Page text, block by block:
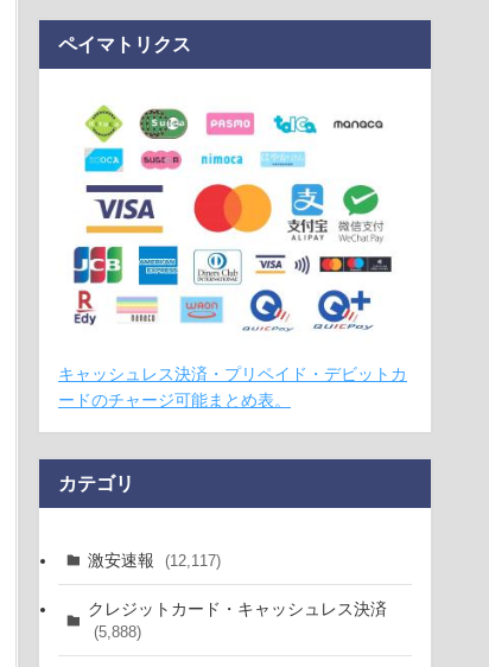
ペイマトリクス
キャッシュレス決済・プリペイド・デビットカ
ードのチャージ可能まとめ表。
カテゴリ
激安速報 (12,117)
クレジットカード・キャッシュレス決済
(5,888)